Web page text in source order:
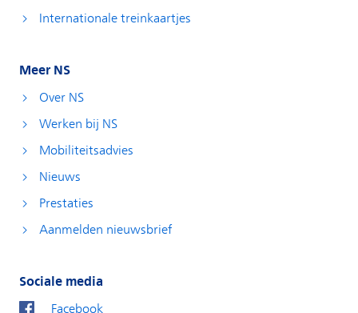
Internationale treinkaartjes
Meer NS
Over NS
Werken bij NS
Mobiliteitsadvies
Nieuws
Prestaties
Aanmelden nieuwsbrief
Sociale media
Facebook